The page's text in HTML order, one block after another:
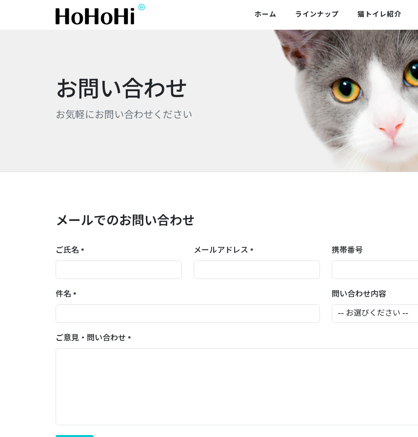
®
ホーム ラインナップ 猫トイレ紹介
お問い合わせ
お気軽にお問い合わせください
メールでのお問い合わせ
ご氏名 * メールアドレス * 携帯番号
件名 * 問い合わせ内容
ご意見・問い合わせ *